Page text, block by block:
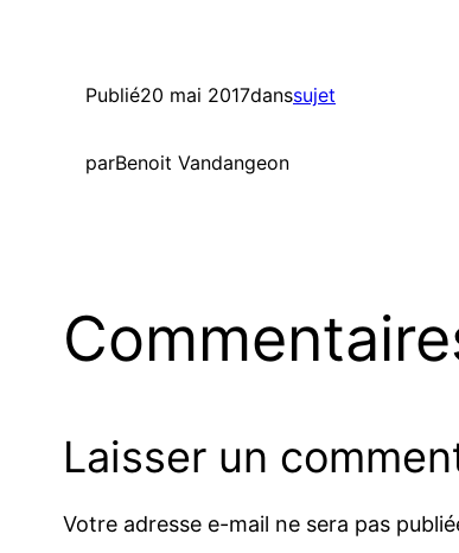
Publié20 mai 2017danssujet
parBenoit Vandangeon
Laisser un
Votre adresse e-mail ne sera pas